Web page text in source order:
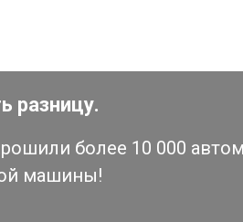
разницу.
более 10 000
машины!